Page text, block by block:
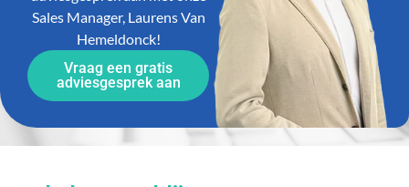
Sales Manager, Laurens Van
Hemeldonck!
Vraag een gratis
adviesgesprek aan